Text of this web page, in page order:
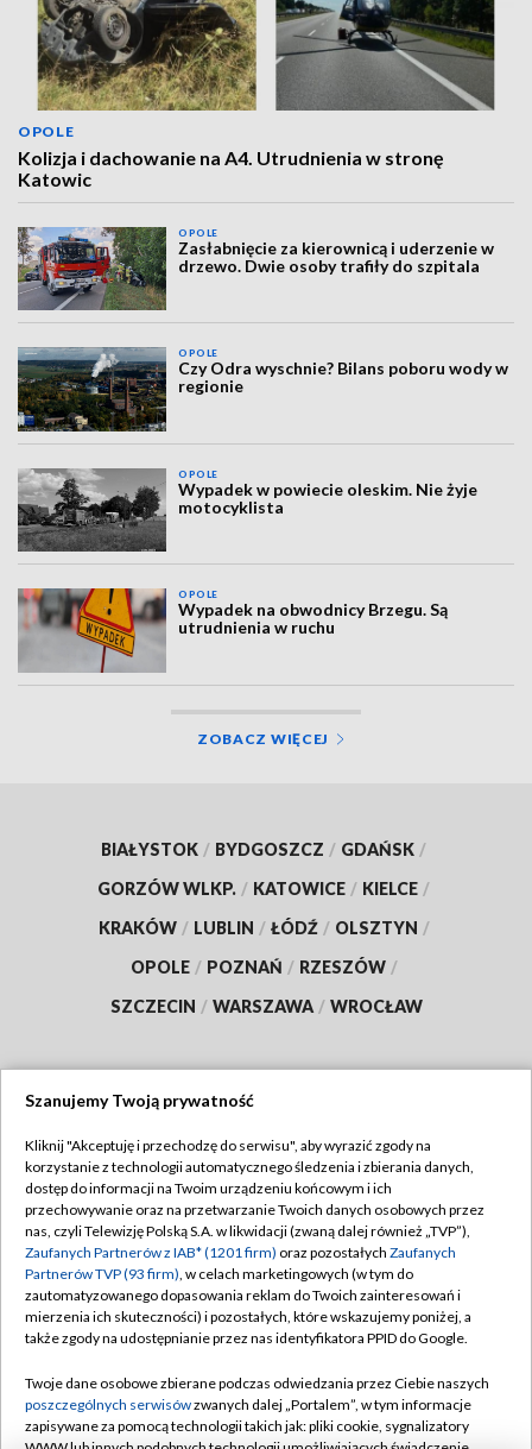
OPOLE
Kolizja i dachowanie na A4. Utrudnienia w stronę
Katowic
OPOLE
Zasłabnięcie za kierownicą i uderzenie w
drzewo. Dwie osoby trafiły do szpitala
OPOLE
Czy Odra wyschnie? Bilans poboru wody w
regionie
OPOLE
Wypadek w powiecie oleskim. Nie żyje
motocyklista
OPOLE
Wypadek na obwodnicy Brzegu. Są
utrudnienia w ruchu
ZOBACZ WIĘCEJ
BIAŁYSTOK / BYDGOSZCZ / GDAŃSK /
GORZÓW WLKP. / KATOWICE / KIELCE /
KRAKÓW / LUBLIN / ŁÓDŹ / OLSZTYN /
OPOLE / POZNAŃ / RZESZÓW /
SZCZECIN / WARSZAWA / WROCŁAW
TVP
Abonament TVP
Emisja w TVP
Centrum informacji TVP
Naziemna Telewizja Cyfrowa
Rada Programowa
System NOS
Regulamin TVP
Polityka prywatności
Moje zgody
Pomoc
Kontakt
Szanujemy Twoją prywatność
Kliknij "Akceptuję i przechodzę do serwisu", aby wyrazić zgody na
korzystanie z technologii automatycznego śledzenia i zbierania danych,
dostęp do informacji na Twoim urządzeniu końcowym i ich
przechowywanie oraz na przetwarzanie Twoich danych osobowych przez
nas, czyli Telewizję Polską S.A. w likwidacji (zwaną dalej również „TVP”),
Zaufanych Partnerów z IAB* (1201 firm) oraz pozostałych Zaufanych
Partnerów TVP (93 firm), w celach marketingowych (w tym do
zautomatyzowanego dopasowania reklam do Twoich zainteresowań i
mierzenia ich skuteczności) i pozostałych, które wskazujemy poniżej, a
także zgody na udostępnianie przez nas identyfikatora PPID do Google.
Twoje dane osobowe zbierane podczas odwiedzania przez Ciebie naszych
poszczególnych serwisówzwanych dalej „Portalem”, w tym informacje
zapisywane za pomocą technologii takich jak: pliki cookie, sygnalizatory